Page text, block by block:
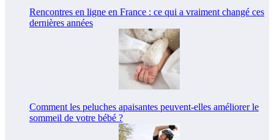
Rencontres en ligne en France : ce qui a vraiment changé ces
dernières années
Comment les peluches apaisantes peuvent-elles améliorer le
sommeil de votre bébé ?